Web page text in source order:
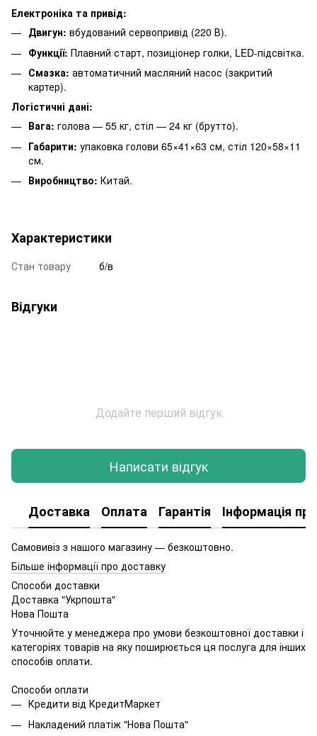
Електроніка та привід:
Двигун: вбудований сервопривід (220 В).
Функції: Плавний старт, позиціонер голки, LED-підсвітка.
Смазка: автоматичний масляний насос (закритий
картер).
Логістичні дані:
Вага: голова — 55 кг, стіл — 24 кг (брутто).
Габарити: упаковка голови 65×41×63 см, стіл 120×58×11
см.
Виробництво: Китай.
Характеристики
Стан товару б/в
Відгуки
Додайте перший відгук
Написати відгук
Доставка Оплата Гарантія Інформація
Самовивіз з нашого магазину — безкоштовно.
Більше інформації про доставку
Способи доставки
Доставка "Укрпошта"
Нова Пошта
Уточнюйте у менеджера про умови безкоштовної доставки і
категоріях товарів на яку поширюється ця послуга для інших
способів оплати.
Способи оплати
Кредити від КредитМаркет
Накладений платіж "Нова Пошта"